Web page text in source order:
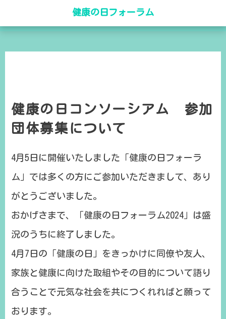
健康の日フォーラム
健康の日コンソーシアム 参加
団体募集について
4月5日に開催いたしました「健康の日フォーラ
ム」では多くの方にご参加いただきまして、あり
がとうございました。
おかげさまで、「健康の日フォーラム2024」は盛
況のうちに終了しました。
4月7日の「健康の日」をきっかけに同僚や友人、
家族と健康に向けた取組やその目的について語り
合うことで元気な社会を共につくれればと願って
おります。